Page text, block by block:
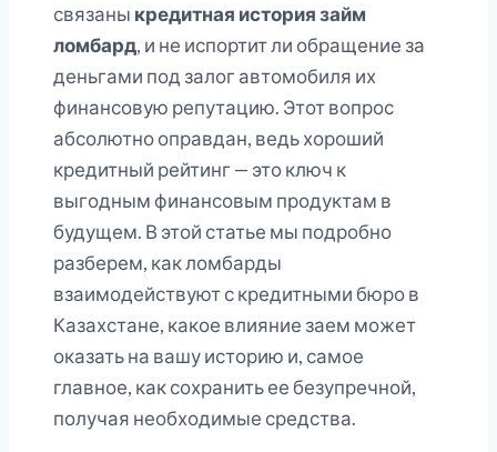
связаны кредитная история займ
ломбард, и не испортит ли обращение за
деньгами под залог автомобиля их
финансовую репутацию. Этот вопрос
абсолютно оправдан, ведь хороший
кредитный рейтинг — это ключ к
выгодным финансовым продуктам в
будущем. В этой статье мы подробно
разберем, как ломбарды
взаимодействуют с кредитными бюро в
Казахстане, какое влияние заем может
оказать на вашу историю и, самое
главное, как сохранить ее безупречной,
получая необходимые средства.